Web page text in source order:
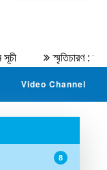
স্মৃতিচারণ : অধ্যাপক ড.
Video Channel
8